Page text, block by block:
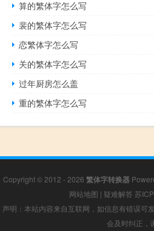
算的繁体字怎么写
裴的繁体字怎么写
恋繁体字怎么写
关的繁体字怎么写
过年厨房怎么盖
重的繁体字怎么写
Copyright © 2012 - 2026 繁体字转换器
网站地图 | 疑难解答 苏
声明：本站内容来自互联网，如信息有错误可
会及时纠正，